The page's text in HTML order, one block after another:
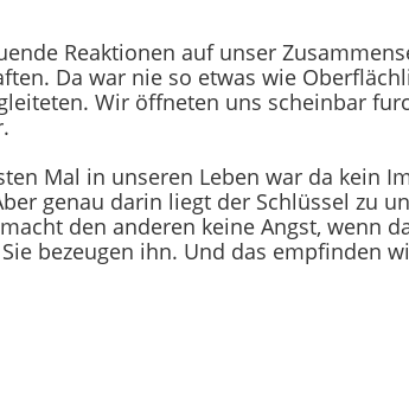
Reaktionen auf unser
Da war nie so etwas wie
Wir öffneten uns scheinbar
Mal in unseren Leben war da kein
genau darin liegt der Schlüssel zu
den anderen keine Angst, wenn
bezeugen ihn. Und das empfinden